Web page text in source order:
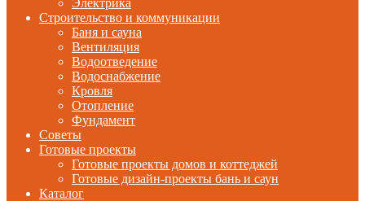
Электрика
Строительство и коммуникации
Баня и сауна
Вентиляция
Водоотведение
Водоснабжение
Кровля
Отопление
Фундамент
Советы
Готовые проекты
Готовые проекты домов и коттеджей
Готовые дизайн-проекты бань и саун
Каталог